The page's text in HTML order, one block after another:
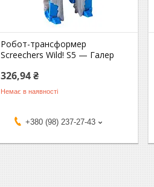
Робот-трансформер
Screechers Wild! S5 — Галер
326,94 ₴
Немає в наявності
+380 (98) 237-27-43